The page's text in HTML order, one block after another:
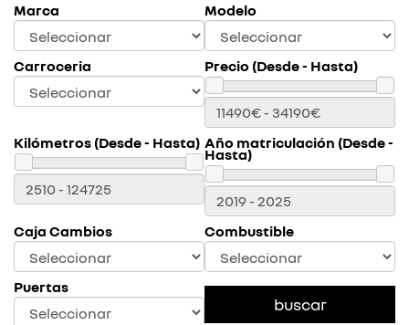
Marca Modelo
Carroceria Precio (Desde - Hasta)
Kilómetros (Desde - Hasta) Año matriculación (Desde -
Hasta)
Caja Cambios Combustible
Puertas